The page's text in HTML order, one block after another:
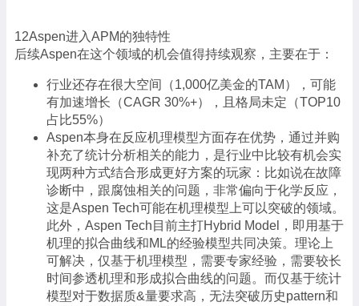
12Aspen进入APM的独特性
后续Aspen在这个领域的机会值得持续观察，主要在于：
行业还存在很大空间（1,000亿美金的TAM），可能
有加速增长（CAGR 30%+），且格局未定（TOP10
占比55%）
Aspen本身在反应机理模型方面存在优势，通过并购
补充了统计分析相关的能力，是行业中比较有机会实
现两种方式结合形成更好方案的玩家：比如说在故障
诊断中，跟腐蚀相关的问题，非常偏向于化学反应，
这是Aspen Tech可能在机理模型上可以突破的领域。
此外，Aspen Tech目前主打Hybrid Model，即用基于
机理的拟合曲线和ML的经验模型共同决策。理论上
可解决，仅基于机理模型，需要专家经验，需要较长
时间参透机理和形成拟合曲线的问题。而仅基于统计
模型对于数据质&量要求高，无法突破历史pattern和